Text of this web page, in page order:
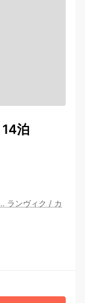
泊
ランヴィク / カ